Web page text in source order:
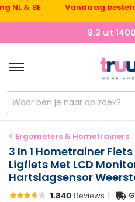
BE Vandaag besteld,
8.3 uit
< Ergometers & Hometrainers
3 In 1 Hometrainer
Ligfiets Met LCD
Hartslagsensor
|